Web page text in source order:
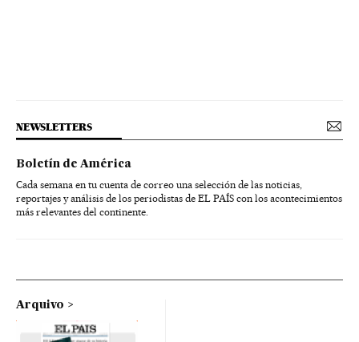
NEWSLETTERS
Boletín de América
Cada semana en tu cuenta de correo una selección de las noticias,
reportajes y análisis de los periodistas de EL PAÍS con los acontecimientos
más relevantes del continente.
Arquivo